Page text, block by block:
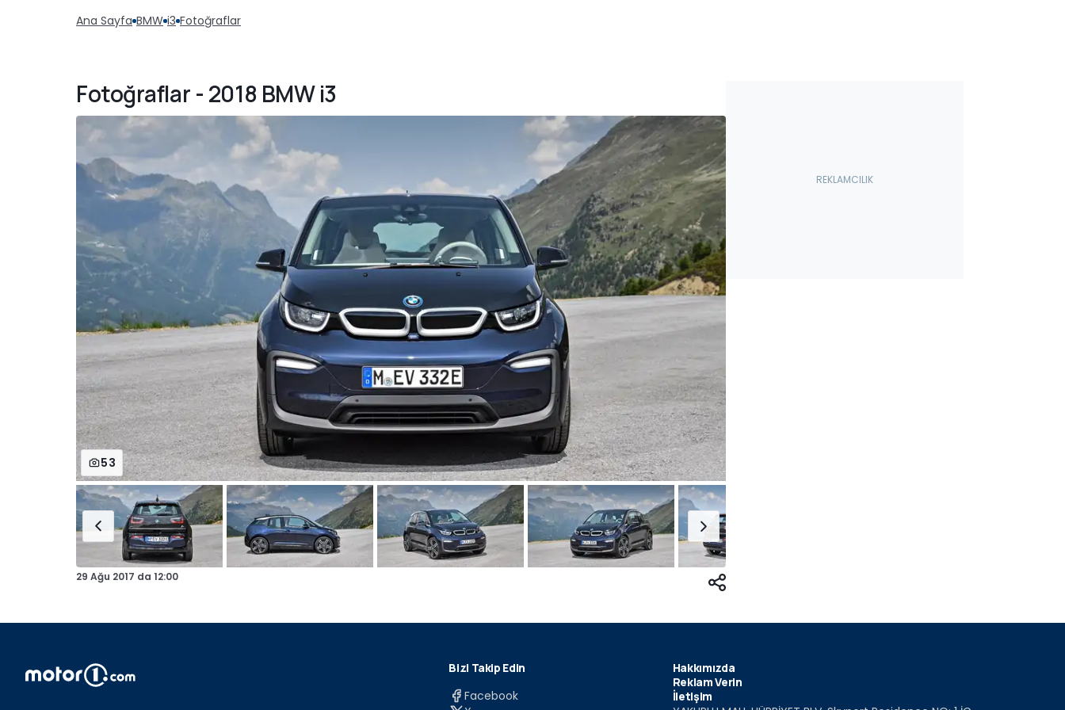
Ana Sayfa BMW i3 Fotoğraflar
Fotoğraflar - 2018 BMW i3
53
29 Ağu 2017 da 12:00
Bizi Takip Edin
Facebook
Hakkımızda
Reklam Verin
İletişim